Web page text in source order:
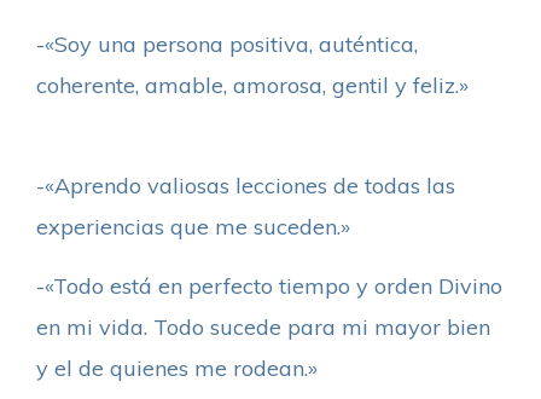
-«Soy una persona positiva, auténtica,
coherente, amable, amorosa, gentil y feliz.»
-«Aprendo valiosas lecciones de todas las
experiencias que me suceden.»
-«Todo está en perfecto tiempo y orden Divino
en mi vida. Todo sucede para mi mayor bien
y el de quienes me rodean.»